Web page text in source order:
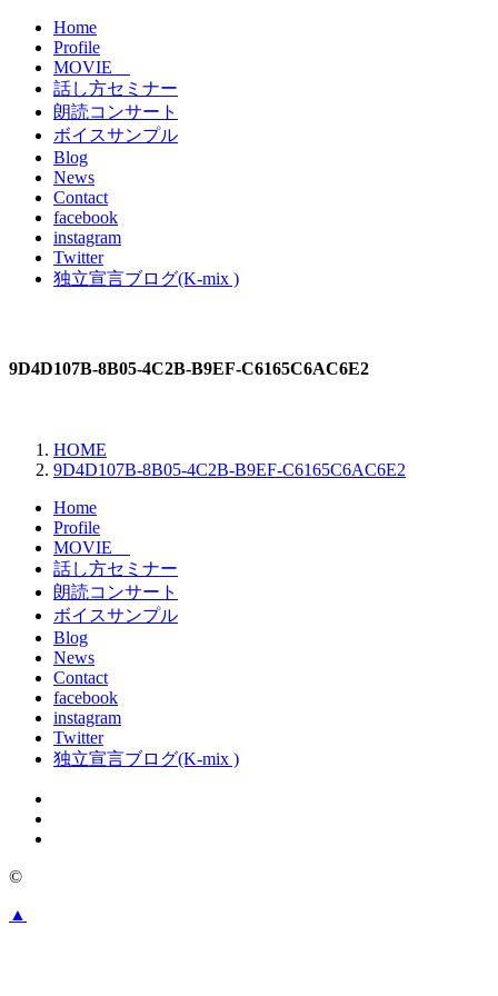
Home
Profile
MOVIE
話し方セミナー
朗読コンサート
ボイスサンプル
Blog
News
Contact
facebook
instagram
Twitter
独立宣言ブログ(K-mix )
9D4D107B-8B05-4C2B-B9EF-C6165C6AC6E2
HOME
9D4D107B-8B05-4C2B-B9EF-C6165C6AC6E2
Home
Profile
MOVIE
話し方セミナー
朗読コンサート
ボイスサンプル
Blog
News
Contact
facebook
instagram
Twitter
独立宣言ブログ(K-mix )
©
▲